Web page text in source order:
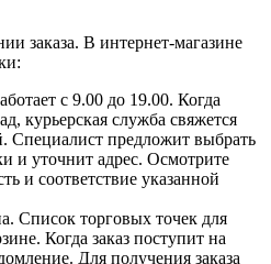
заказа. В интернет-магазине
с 9.00 до 19.00. Когда
курьерская служба свяжется
Специалист предложит выбрать
и уточнит адрес. Осмотрите
и соответствие указанной
Список торговых точек для
Когда заказ поступит на
Для получения заказа